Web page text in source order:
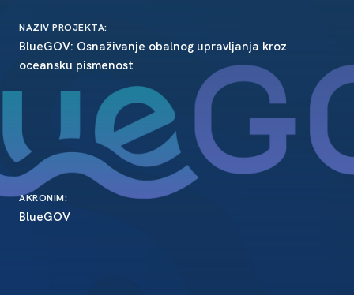
NAZIV PROJEKTA:
BlueGOV: Osnaživanje obalnog upravljanja kroz
oceansku pismenost
AKRONIM:
BlueGOV